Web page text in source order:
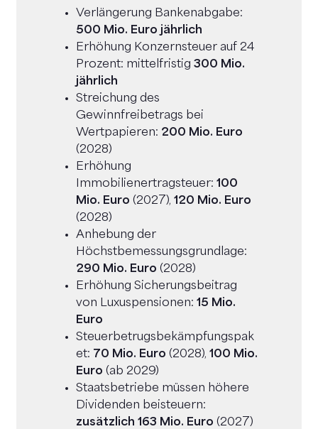
Verlängerung Bankenabgabe:
500 Mio. Euro jährlich
Erhöhung Konzernsteuer auf 24
Prozent: mittelfristig 300 Mio.
jährlich
Streichung des
Gewinnfreibetrags bei
Wertpapieren: 200 Mio. Euro
(2028)
Erhöhung
Immobilienertragsteuer: 100
Mio. Euro (2027), 120 Mio. Euro
(2028)
Anhebung der
Höchstbemessungsgrundlage:
290 Mio. Euro (2028)
Erhöhung Sicherungsbeitrag
von Luxuspensionen: 15 Mio.
Euro
Steuerbetrugsbekämpfungspak
et: 70 Mio. Euro (2028), 100 Mio.
Euro (ab 2029)
Staatsbetriebe müssen höhere
Dividenden beisteuern:
zusätzlich 163 Mio. Euro (2027)